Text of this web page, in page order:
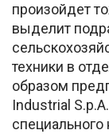
произойдет
выделит
техники в
образом
Industrial
специального